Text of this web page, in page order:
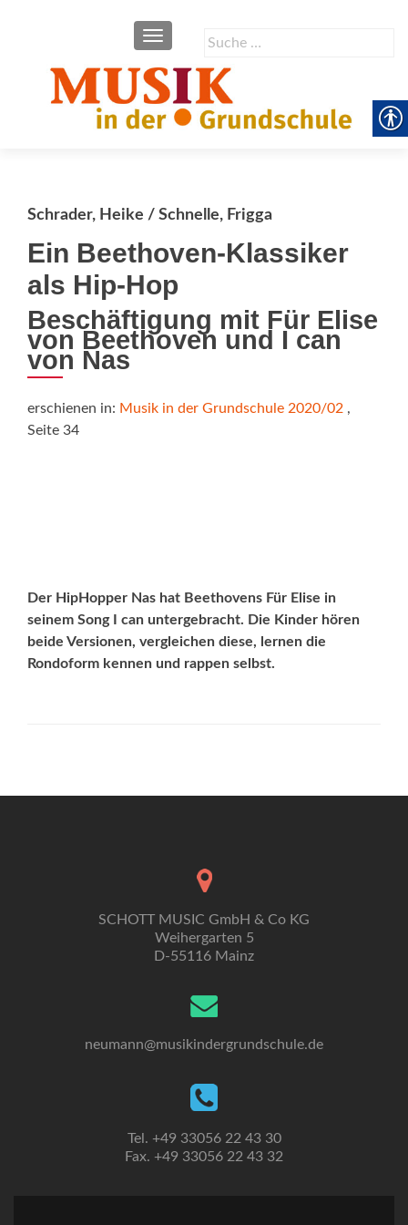
Suche
SCHALTE NAVIGATION
Schrader, Heike / Schnelle, Frigga
Ein Beethoven-Klassiker
als Hip-Hop
Beschäftigung mit Für Elise
von Beethoven und I can
von Nas
erschienen in: Musik in der Grundschule 2020/02 ,
Seite 34
Der HipHopper Nas hat Beethovens Für Elise in
seinem Song I can untergebracht. Die Kinder hören
beide Versionen, vergleichen diese, lernen die
Rondoform kennen und rappen selbst.
SCHOTT MUSIC GmbH & Co KG
Weihergarten 5
D-55116 Mainz
neumann@musikindergrundschule.de
Tel. +49 33056 22 43 30
Fax. +49 33056 22 43 32